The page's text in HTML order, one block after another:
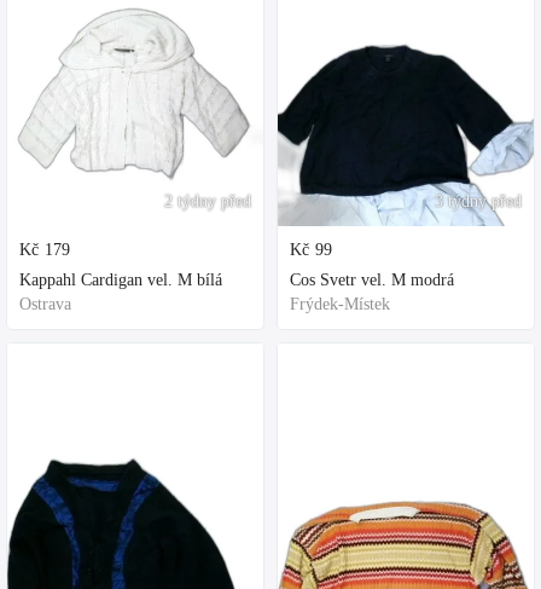
2 týdny před
Kč 179
Kappahl Cardigan vel. M bílá
Ostrava
3 týdny před
Kč 99
Cos Svetr vel. M modrá
Frýdek-Místek